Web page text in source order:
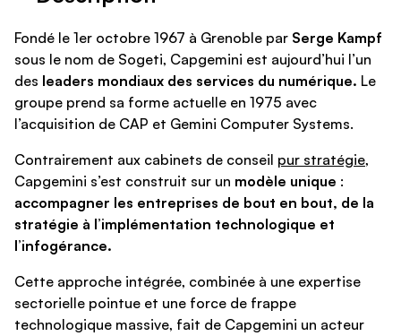
Fondé le 1er octobre 1967 à Grenoble par Serge Kampf
sous le nom de Sogeti, Capgemini est aujourd’hui l’un
des leaders mondiaux des services du numérique. Le
groupe prend sa forme actuelle en 1975 avec
l’acquisition de CAP et Gemini Computer Systems.
Contrairement aux cabinets de conseil pur stratégie,
Capgemini s’est construit sur un modèle unique :
accompagner les entreprises de bout en bout, de la
stratégie à l’implémentation technologique et
l’infogérance.
Cette approche intégrée, combinée à une expertise
sectorielle pointue et une force de frappe
technologique massive, fait de Capgemini un acteur